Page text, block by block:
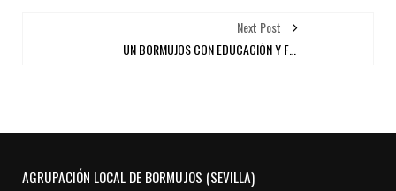
Next Post
AGRUPACIÓN LOCAL DE BORMUJOS (SEVILLA)